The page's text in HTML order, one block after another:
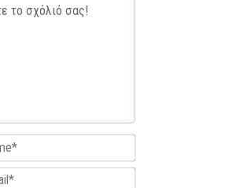
Name*
Email*